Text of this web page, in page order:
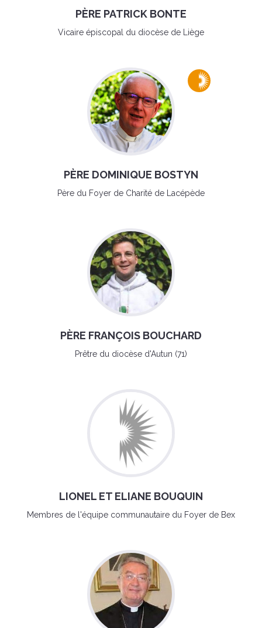
PÈRE PATRICK BONTE
Vicaire épiscopal du diocèse de Liège
PÈRE DOMINIQUE BOSTYN
Père du Foyer de Charité de Lacépède
PÈRE FRANÇOIS BOUCHARD
Prêtre du diocèse d'Autun (71)
LIONEL ET ELIANE BOUQUIN
Membres de l'équipe communautaire du Foyer de Bex